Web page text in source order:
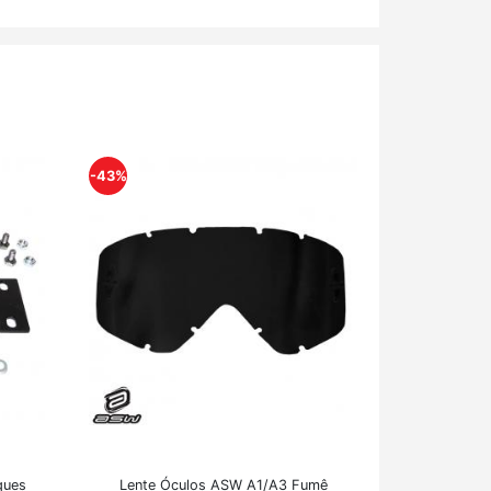
-43%
Lente Óculos ASW A1/A3 Fumê